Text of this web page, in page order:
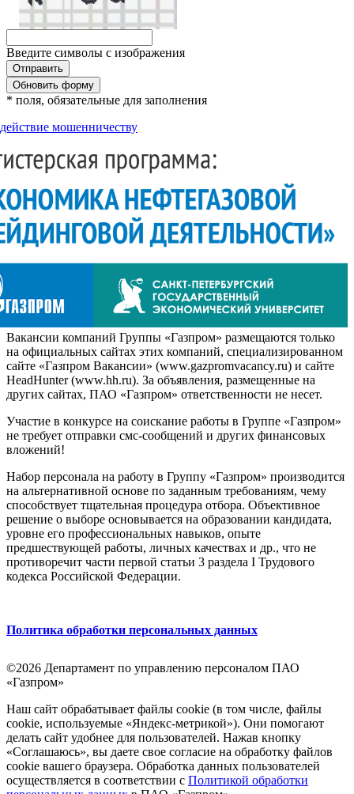
Введите символы с изображения
Обновить форму
* поля, обязательные для заполнения
мошенничеству
Вакансии компаний Группы «Газпром» размещаются только
на официальных сайтах этих компаний, специализированном
сайте «Газпром Вакансии» (www.gazpromvacancy.ru) и сайте
HeadHunter (www.hh.ru). За объявления, размещенные на
других сайтах, ПАО «Газпром» ответственности не несет.
Участие в конкурсе на соискание работы в Группе «Газпром»
не требует отправки смс-сообщений и других финансовых
вложений!
Набор персонала на работу в Группу «Газпром» производится
на альтернативной основе по заданным требованиям, чему
способствует тщательная процедура отбора. Объективное
решение о выборе основывается на образовании кандидата,
уровне его профессиональных навыков, опыте
предшествующей работы, личных качествах и др., что не
противоречит части первой статьи 3 раздела I Трудового
кодекса Российской Федерации.
Политика обработки персональных данных
©2026 Департамент по управлению персоналом ПАО
«Газпром»
Наш сайт обрабатывает файлы cookie (в том числе, файлы
cookie, используемые «Яндекс-метрикой»). Они помогают
делать сайт удобнее для пользователей. Нажав кнопку
«Соглашаюсь», вы даете свое согласие на обработку файлов
cookie вашего браузера. Обработка данных пользователей
осуществляется в соответствии с Политикой обработки